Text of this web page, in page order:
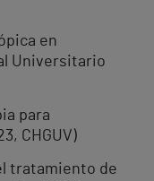
en
Universitario
para
CHGUV)
tratamiento de